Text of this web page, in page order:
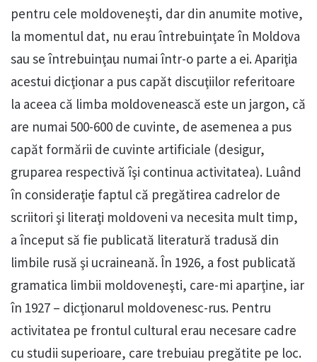
pentru cele moldoveneşti, dar din anumite motive,
la momentul dat, nu erau întrebuinţate în Moldova
sau se întrebuinţau numai într-o parte a ei. Apariţia
acestui dicţionar a pus capăt discuţiilor referitoare
la aceea că limba moldovenească este un jargon, că
are numai 500-600 de cuvinte, de asemenea a pus
capăt formării de cuvinte artificiale (desigur,
gruparea respectivă îşi continua activitatea). Luând
în consideraţie faptul că pregătirea cadrelor de
scriitori şi literaţi moldoveni va necesita mult timp,
a început să fie publicată literatură tradusă din
limbile rusă şi ucraineană. În 1926, a fost publicată
gramatica limbii moldoveneşti, care-mi aparţine, iar
în 1927 – dicţionarul moldovenesc-rus. Pentru
activitatea pe frontul cultural erau necesare cadre
cu studii superioare, care trebuiau pregătite pe loc.